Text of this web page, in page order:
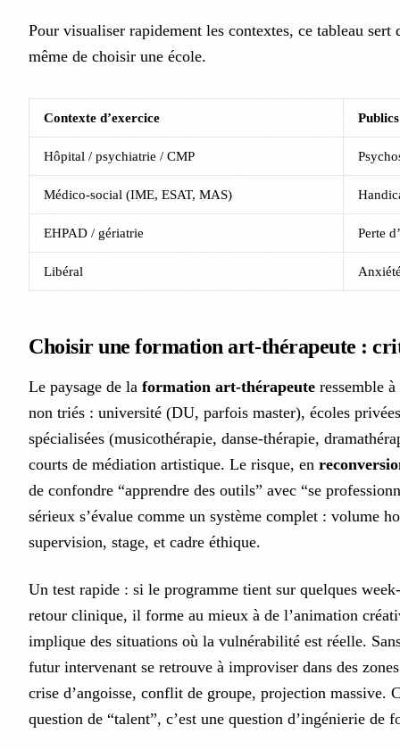
Pour visualiser rapidement les contextes, ce tableau sert
même de choisir une école.
Contexte d’exercice
Hôpital / psychiatrie / CMP
Médico-social (IME, ESAT, MAS)
EHPAD / gériatrie Perte
Libéral
Choisir une formation art-thérapeute :
Le paysage de la formation art-thérapeute ressemble
non triés : université (DU, parfois master), écoles
spécialisées (musicothérapie, danse-thérapie,
courts de médiation artistique. Le risque, en
de confondre “apprendre des outils” avec “se
sérieux s’évalue comme un système complet : volume
supervision, stage, et cadre éthique.
Un test rapide : si le programme tient sur quelques
retour clinique, il forme au mieux à de l’animation
implique des situations où la vulnérabilité est réelle.
futur intervenant se retrouve à improviser dans des
crise d’angoisse, conflit de groupe, projection massive.
question de “talent”, c’est une question d’ingénierie de